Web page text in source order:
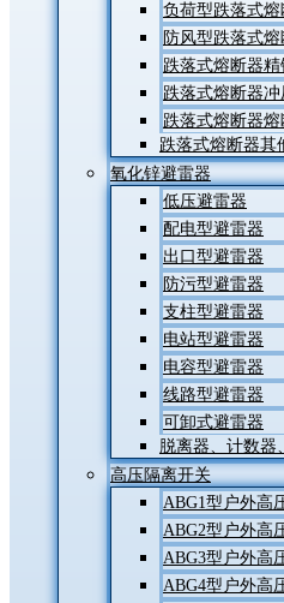
负荷型跌落式熔
防风型跌落式熔
跌落式熔断器
跌落式熔断器冲
跌落式熔断器熔
跌落式熔断器其
氧化锌避雷器
低压避雷器
配电型避雷器
出口型避雷器
防污型避雷器
支柱型避雷器
电站型避雷器
电容型避雷器
线路型避雷器
可卸式避雷器
脱离器、计数器
高压隔离开关
ABG1型户外高
ABG2型户外高
ABG3型户外高
ABG4型户外高